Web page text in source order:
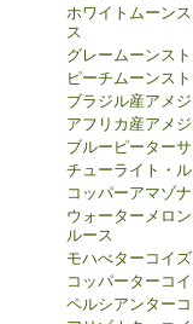
ホワイトムーン
ス
グレームーンス
ピーチムーンス
ブラジル産アメ
アフリカ産アメ
ブルーピーター
チューライト・
コッパーアマゾ
ウォーターメロ
ルース
モハべターコイ
コッパーターコ
ペルシアンター